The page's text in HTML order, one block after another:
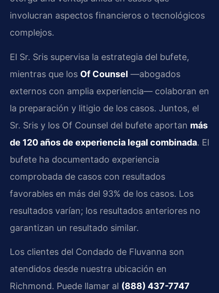
involucran aspectos financieros o tecnológicos
complejos.
El Sr. Sris supervisa la estrategia del bufete,
mientras que los Of Counsel —abogados
externos con amplia experiencia— colaboran en
la preparación y litigio de los casos. Juntos, el
Sr. Sris y los Of Counsel del bufete aportan más
de 120 años de experiencia legal combinada. El
bufete ha documentado experiencia
comprobada de casos con resultados
favorables en más del 93% de los casos. Los
resultados varían; los resultados anteriores no
garantizan un resultado similar.
Los clientes del Condado de Fluvanna son
atendidos desde nuestra ubicación en
Richmond. Puede llamar al (888) 437-7747